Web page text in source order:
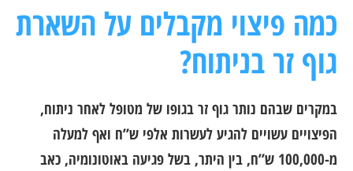
כמה פיצוי מקבלים על השארת
גוף זר בניתוח?
במקרים שבהם נותר גוף זר בגופו של מטופל לאחר ניתוח,
הפיצויים עשויים להגיע לעשרות אלפי ש”ח ואף למעלה
מ-100,000 ש”ח, בין היתר, בשל פגיעה באוטונומיה, כאב